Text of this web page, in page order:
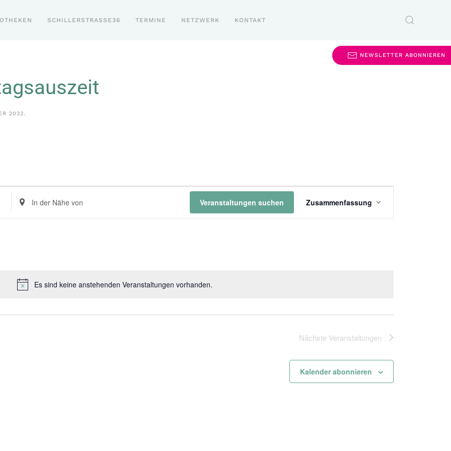
SCHILLERSTRASSE36 TERMINE NETZWERK KONTAKT
2022.
Hinweis
Es sind keine anstehenden Veranstaltungen vorhanden.
Standort
eingeben.
Veranstaltungen suchen
Ansichten-
Zusammenfassung
Nächste Veranstaltungen
Kalender abonnieren
NEWSLETTER ABONNIEREN